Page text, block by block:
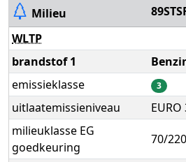
Milieu
WLTP
brandstof 1
emissieklasse
3
uitlaatemissieniveau
EURO
milieuklasse EG
goedkeuring
70/